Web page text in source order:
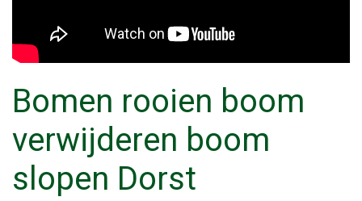
Bomen rooien boom
verwijderen boom
slopen Dorst